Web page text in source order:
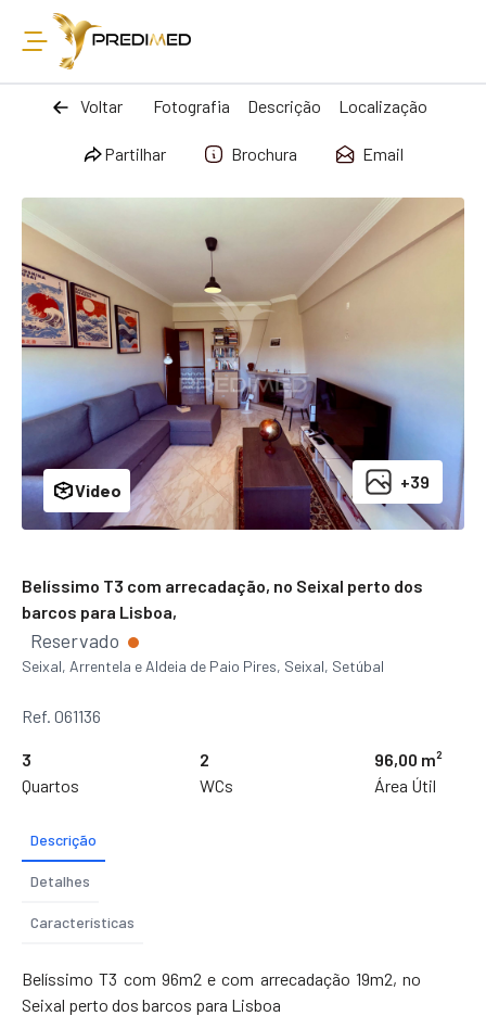
Voltar Fotografia Descrição Localização
Partilhar Brochura Email
+39
Video
Belíssimo T3 com arrecadação, no Seixal perto dos
barcos para Lisboa,
Reservado
Seixal, Arrentela e Aldeia de Paio Pires, Seixal, Setúbal
Ref. 061136
3
Quartos
2
WCs
96,00 m²
Área Útil
Descrição
Detalhes
Características
Belíssimo T3 com 96m2 e com arrecadação 19m2, no
Seixal perto dos barcos para Lisboa